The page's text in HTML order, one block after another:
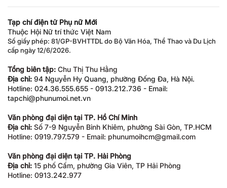
Tạp chí điện tử Phụ nữ Mới
Thuộc Hội Nữ trí thức Việt Nam
Số giấy phép: 81/GP-BVHTTDL do Bộ Văn Hóa, Thể Thao và Du Lịch
cấp ngày 12/6/2026.
Tổng biên tập: Chu Thị Thu Hằng
Địa chỉ: 94 Nguyễn Hy Quang, phường Đống Đa, Hà Nội.
Hotline: 024.36.555.655 - 0913.212.736 - Email:
tapchi@phunumoi.net.vn
Văn phòng đại diện tại TP. Hồ Chí Minh
Địa chỉ: Số 7-9 Nguyễn Bỉnh Khiêm, phường Sài Gòn, TP.HCM
Hotline: 0919.797.579 - Email: phunumoihcm@gmail.com
Văn phòng đại diện tại TP. Hải Phòng
Địa chỉ: 15 phố Cấm, phường Gia Viên, TP Hải Phòng
Hotline: 0913.242.977